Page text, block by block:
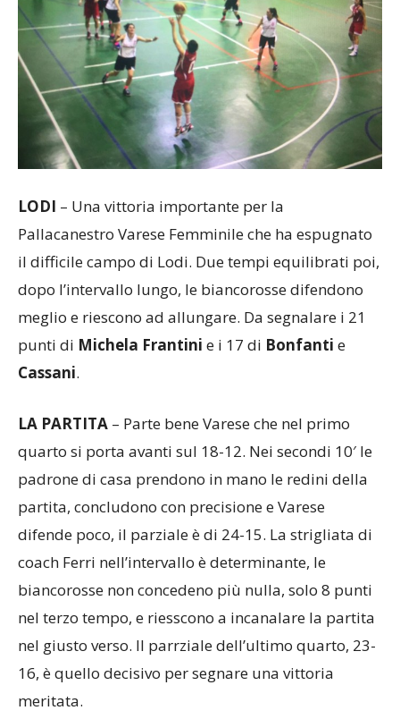
LODI – Una vittoria importante per la
Pallacanestro Varese Femminile che ha espugnato
il difficile campo di Lodi. Due tempi equilibrati poi,
dopo l’intervallo lungo, le biancorosse difendono
meglio e riescono ad allungare. Da segnalare i 21
punti di Michela Frantini e i 17 di Bonfanti e
Cassani.
LA PARTITA – Parte bene Varese che nel primo
quarto si porta avanti sul 18-12. Nei secondi 10′ le
padrone di casa prendono in mano le redini della
partita, concludono con precisione e Varese
difende poco, il parziale è di 24-15. La strigliata di
coach Ferri nell’intervallo è determinante, le
biancorosse non concedeno più nulla, solo 8 punti
nel terzo tempo, e riesscono a incanalare la partita
nel giusto verso. Il parrziale dell’ultimo quarto, 23-
16, è quello decisivo per segnare una vittoria
meritata.